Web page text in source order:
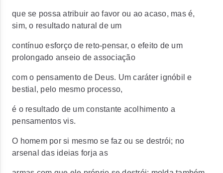
que se possa atribuir ao favor ou ao acaso, mas é,
sim, o resultado natural de um
contínuo esforço de reto-pensar, o efeito de um
prolongado anseio de associação
com o pensamento de Deus. Um caráter ignóbil e
bestial, pelo mesmo processo,
é o resultado de um constante acolhimento a
pensamentos vis.
O homem por si mesmo se faz ou se destrói; no
arsenal das ideias forja as